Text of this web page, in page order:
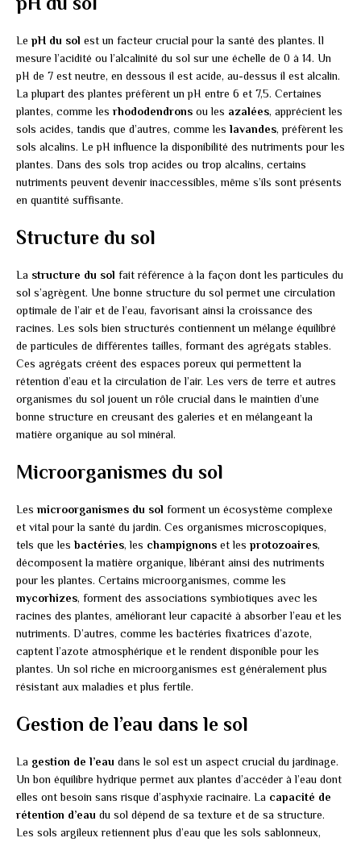
Le pH du sol est un facteur crucial pour la santé des plantes. Il
mesure l’acidité ou l’alcalinité du sol sur une échelle de 0 à 14. Un
pH de 7 est neutre, en dessous il est acide, au-dessus il est alcalin.
La plupart des plantes préfèrent un pH entre 6 et 7,5. Certaines
plantes, comme les rhododendrons ou les azalées, apprécient les
sols acides, tandis que d’autres, comme les lavandes, préfèrent les
sols alcalins. Le pH influence la disponibilité des nutriments pour les
plantes. Dans des sols trop acides ou trop alcalins, certains
nutriments peuvent devenir inaccessibles, même s’ils sont présents
en quantité suffisante.
Structure du sol
La structure du sol fait référence à la façon dont les particules du
sol s’agrègent. Une bonne structure du sol permet une circulation
optimale de l’air et de l’eau, favorisant ainsi la croissance des
racines. Les sols bien structurés contiennent un mélange équilibré
de particules de différentes tailles, formant des agrégats stables.
Ces agrégats créent des espaces poreux qui permettent la
rétention d’eau et la circulation de l’air. Les vers de terre et autres
organismes du sol jouent un rôle crucial dans le maintien d’une
bonne structure en creusant des galeries et en mélangeant la
matière organique au sol minéral.
Microorganismes du sol
Les microorganismes du sol forment un écosystème complexe
et vital pour la santé du jardin. Ces organismes microscopiques,
tels que lesbactéries, les champignons et les protozoaires,
décomposent la matière organique, libérant ainsi des nutriments
pour les plantes. Certains microorganismes, comme les
mycorhizes, forment des associations symbiotiques avec les
racines des plantes, améliorant leur capacité à absorber l’eau et les
nutriments. D’autres, comme les bactéries fixatrices d’azote,
captent l’azote atmosphérique et le rendent disponible pour les
plantes. Un sol riche en microorganismes est généralement plus
résistant aux maladies et plus fertile.
Gestion de l’eau dans le sol
La gestion de l’eau dans le sol est un aspect crucial du jardinage.
Un bon équilibre hydrique permet aux plantes d’accéder à l’eau dont
elles ont besoin sans risque d’asphyxie racinaire. La capacité de
rétention d’eau du sol dépend de sa texture et de sa structure.
Les sols argileux retiennent plus d’eau que les sols sablonneux,